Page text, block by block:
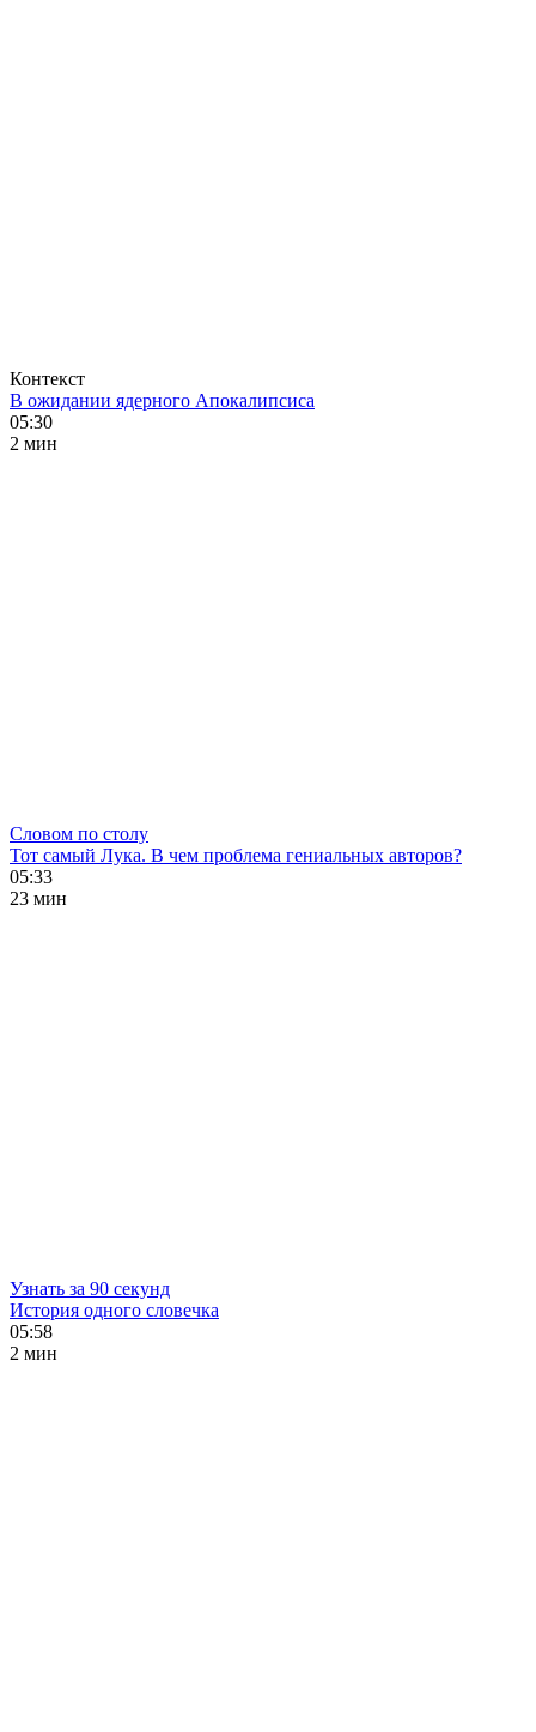
Контекст
В ожидании ядерного Апокалипсиса
05:30
2 мин
Словом по столу
Тот самый Лука. В чем проблема гениальных авторов?
05:33
23 мин
Узнать за 90 секунд
История одного словечка
05:58
2 мин